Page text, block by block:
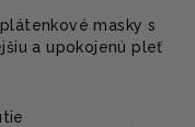
masky s
a upokojenú pleť